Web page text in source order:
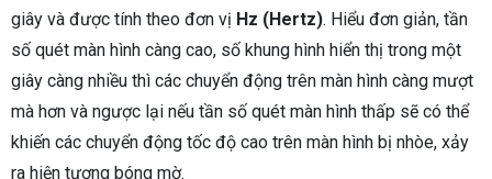
giây và được tính theo đơn vị Hz (Hertz). Hiểu đơn giản, tần
số quét màn hình càng cao, số khung hình hiển thị trong một
giây càng nhiều thì các chuyển động trên màn hình càng mượt
mà hơn và ngược lại nếu tần số quét màn hình thấp sẽ có thể
khiến các chuyển động tốc độ cao trên màn hình bị nhòe, xảy
ra hiện tượng bóng mờ.